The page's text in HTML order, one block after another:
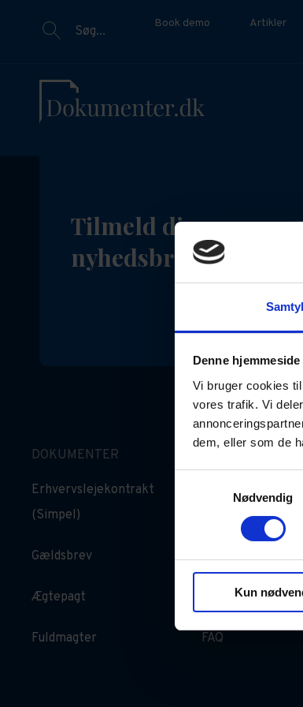
Denne
Vi bruger cookies
vores trafik. Vi
dem, eller som de
Nødvendig
Kun
Søg...
Book demo Artikler
Tilmeld dig vores
nyhedsbrev
DOKUMENTER
Erhvervslejekontrakt
(Simpel)
Gældsbrev
Ægtepagt
Fuldmagter
Oversigt over
dokumenter
For
Artikler
FAQ